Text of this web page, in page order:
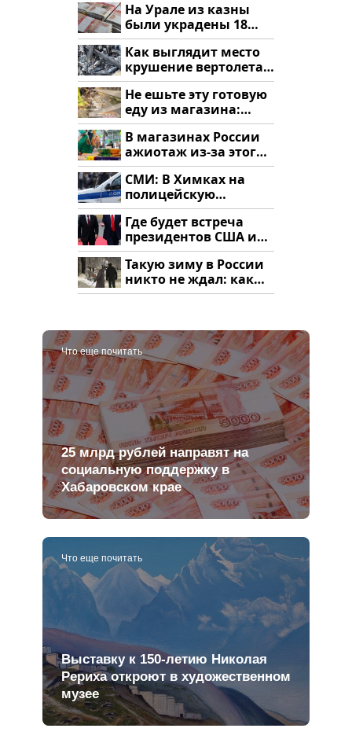
На Урале из казны
были украдены 18
миллионов рублей
Как выглядит место
крушение вертолета
на Кавказе: смотреть
Не ешьте эту готовую
еду из магазина:
список
В магазинах России
ажиотаж из-за этого
продукта: что купить?
СМИ: В Химках на
полицейскую
машину напали и
подожгли.
Где будет встреча
президентов США и
России: Европа?
Такую зиму в России
никто не ждал: как
так?!
Что еще почитать
25 млрд рублей направят на
социальную поддержку в
Хабаровском крае
Что еще почитать
Выставку к 150-летию Николая
Рериха откроют в художественном
музее